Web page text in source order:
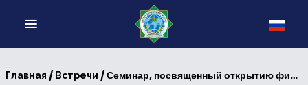
Главная / Встречи / Семинар, посвященный открытию филиалов британских ВУЗов в Туркменистане